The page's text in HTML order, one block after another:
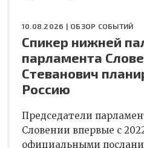
10.08.2026 | ОБЗОР СОБЫТИЙ
Спикер нижней
парламента
Стеванович
Россию
Председатели
Словении впервые с
официальными